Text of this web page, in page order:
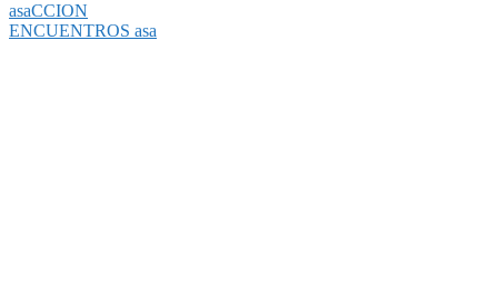
asaCCION
ENCUENTROS asa